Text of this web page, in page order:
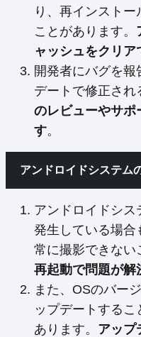
り、再インスト
ことがあります。
ャッシュをクリア
開発者にバグを
デートで修正され
のレビューやサポ
す。
アンドロイドシステム
アンドロイドシ
発生している場合
常に撮影できない
再起動で問題が解
また、OSのバー
ップデートする
あります。 アップ